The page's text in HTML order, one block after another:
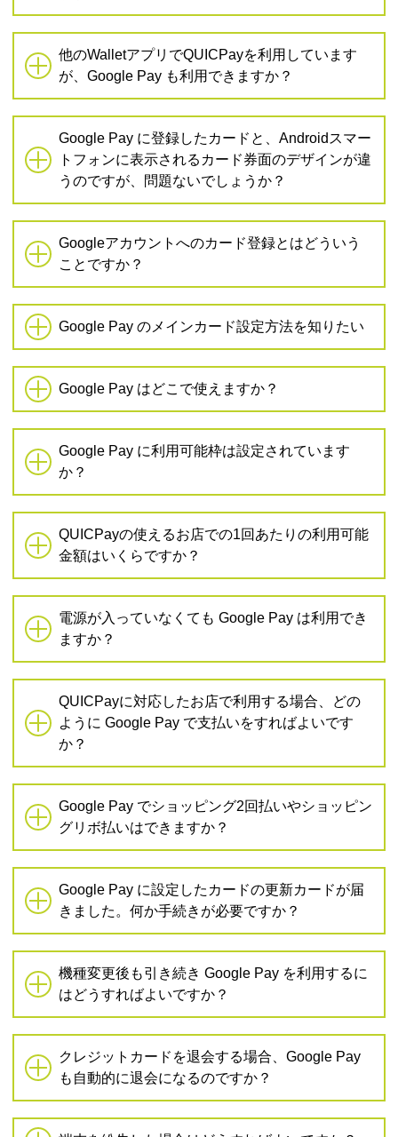
他のWalletアプリでQUICPayを利用しています
が、Google Pay も利用できますか？
Google Pay に登録したカードと、Androidスマー
トフォンに表示されるカード券面のデザインが違
うのですが、問題ないでしょうか？
Googleアカウントへのカード登録とはどういう
ことですか？
Google Pay のメインカード設定方法を知りたい
Google Pay はどこで使えますか？
Google Pay に利用可能枠は設定されています
か？
QUICPayの使えるお店での1回あたりの利用可能
金額はいくらですか？
電源が入っていなくても Google Pay は利用でき
ますか？
QUICPayに対応したお店で利用する場合、どの
ように Google Pay で支払いをすればよいです
か？
Google Pay でショッピング2回払いやショッピン
グリボ払いはできますか？
Google Pay に設定したカードの更新カードが届
きました。何か手続きが必要ですか？
機種変更後も引き続き Google Pay を利用するに
はどうすればよいですか？
クレジットカードを退会する場合、Google Pay
も自動的に退会になるのですか？